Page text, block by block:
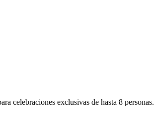
celebraciones exclusivas de hasta 8 personas.